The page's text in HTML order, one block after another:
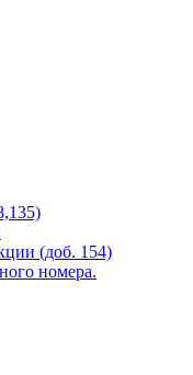
(доб. 154)
номера.